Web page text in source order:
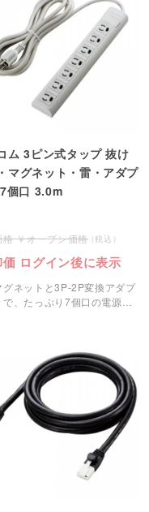
ム 3ピン式タップ 抜け
マグネット・雷・アダプ
個口 3.0m
オープン価格
ログイン後に表示
グネットと3P-2P変換アダプ
で、たっぷり7個口の電源タ